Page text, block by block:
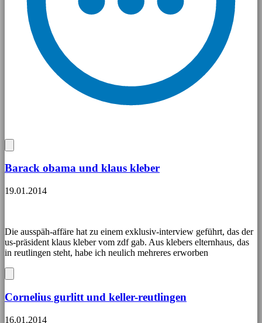
Barack obama und klaus kleber
19.01.2014
Die ausspäh-affäre hat zu einem exklusiv-interview geführt, das der
us-präsident klaus kleber vom zdf gab. Aus klebers elternhaus, das
in reutlingen steht, habe ich neulich mehreres erworben
Cornelius gurlitt und keller-reutlingen
16.01.2014